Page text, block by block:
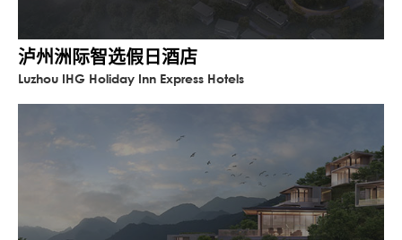
泸州洲际智选假日酒店
Luzhou IHG Holiday Inn Express Hotels